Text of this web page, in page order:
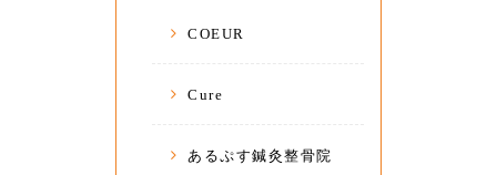
COEUR
Cure
あるぷす鍼灸整骨院